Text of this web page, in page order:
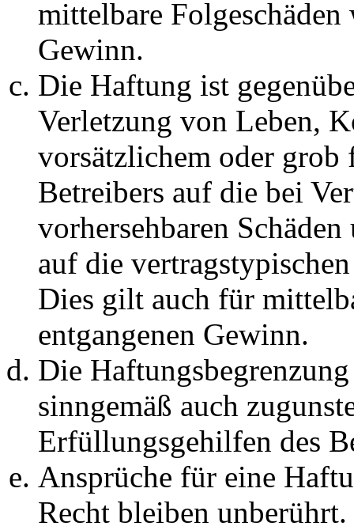
mittelbare Folgeschäden
Gewinn.
Die Haftung ist
Verletzung von Leben,
vorsätzlichem oder grob
Betreibers auf die bei
vorhersehbaren
auf die
Dies gilt auch für
entgangenen Gewinn.
Die
sinngemäß auch
Erfüllungsgehilfen des
Ansprüche für eine
Recht bleiben unberührt.